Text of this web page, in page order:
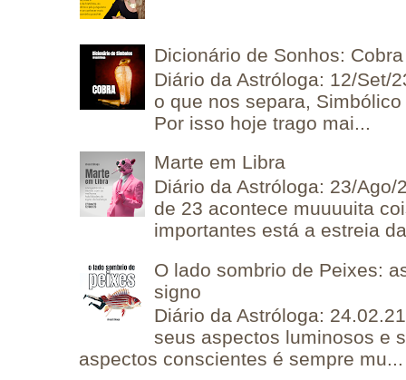
Dicionário de Sonhos: Cobra
Diário da Astróloga: 12/Set/
o que nos separa,
Por isso hoje trago mai...
Marte em Libra
Diário da Astróloga: 23/
de 23 acontece muuuuita
importantes está a estreia
O lado sombrio de Peixes:
signo
Diário da Astróloga:
seus aspectos luminosos e
aspectos conscientes é sempre mu...